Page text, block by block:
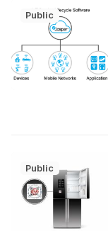
Public
Public